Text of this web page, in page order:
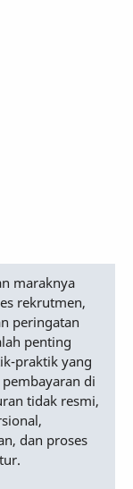
maraknya
rekrutmen,
peringatan
penting
praktik yang
di
tidak resmi,
dan proses